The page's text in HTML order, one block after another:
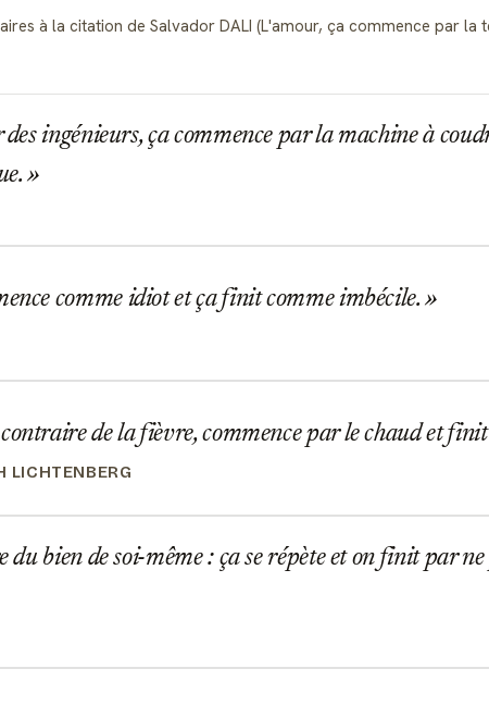
à la citation de Salvador DALI (L'amour, ça commence par
ingénieurs, ça commence par la machine à
comme idiot et ça finit comme imbécile.
de la fièvre, commence par le chaud et
LICHTENBERG
du bien de soi-même : ça se répète et on finit par